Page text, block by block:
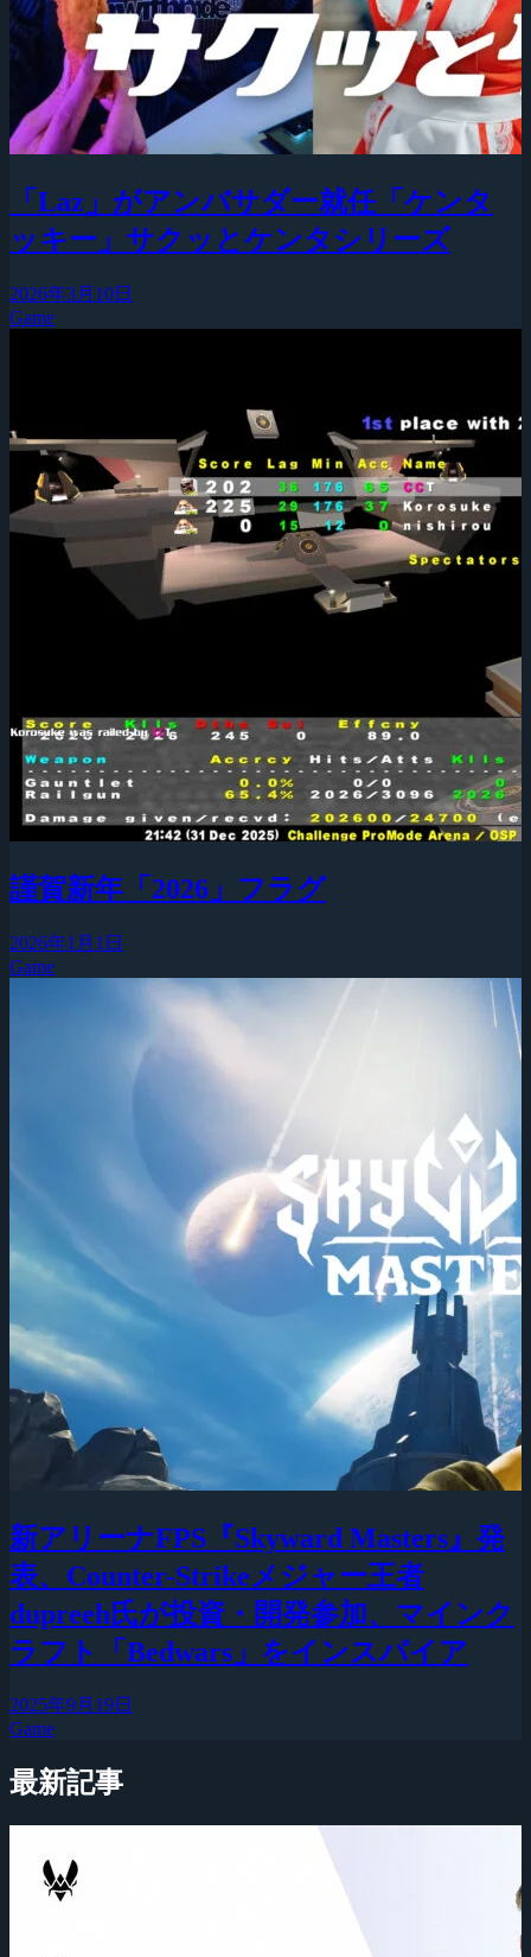
「Laz」がアンバサダー就任「ケンタ
ッキー」サクッとケンタシリーズ
2026年3月10日
Game
謹賀新年「2026」フラグ
2026年1月1日
Game
新アリーナFPS『Skyward Masters』発
表、Counter-Strikeメジャー王者
dupreeh氏が投資・開発参加、マインク
ラフト「Bedwars」をインスパイア
2025年9月19日
Game
最新記事